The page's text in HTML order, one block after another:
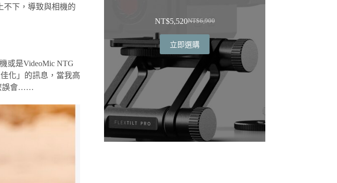
不下，導致與相機的
或是VideoMic NTG
化」的訊息，當我高
誤會……
NT$6,900
原
始
價
格：
NT$6,900。
NT$5,520目
前
價
格：
NT$5,520。
立即選購